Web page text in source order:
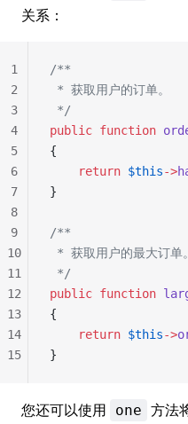
关系：
/**
* 获取用户的订单。
*/
public function
{
    return
$this->
}
/**
* 获取用户的最大订单。
*/
public function
{
    return
$this->
}
1
2
3
4
5
6
7
8
9
10
11
12
13
14
15
您还可以使用 one 方法